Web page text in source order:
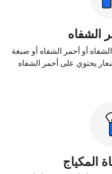
الشفاه
أو أحمر الشفاه أو صبغة
المكياج